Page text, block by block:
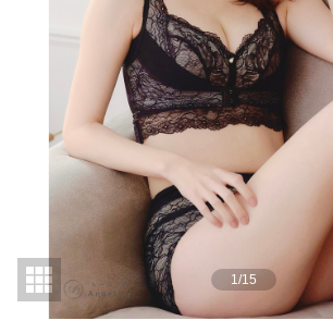
1 /15